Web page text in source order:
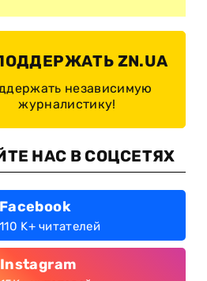
ZN.UA
независимую
журналистику!
НАС В СОЦСЕТЯХ
Facebook
110 K+ читателей
Instagram